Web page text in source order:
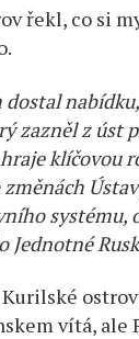
řekl, co si
dostal
zazněl z úst
Jednotné
vítá,